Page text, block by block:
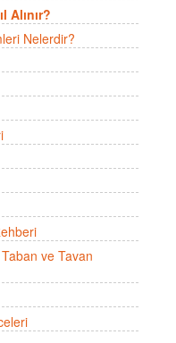
Alınır?
Nelerdir?
ve Tavan